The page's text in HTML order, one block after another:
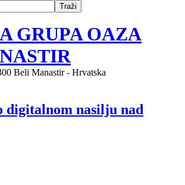
GRUPA OAZA
Beli Manastir - Hrvatska
digitalnom nasilju nad